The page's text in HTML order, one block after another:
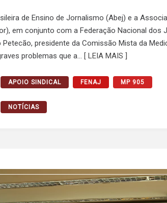
de Ensino de Jornalismo (Abej) e a
em conjunto com a Federação Nacional dos
presidente da Comissão Mista da
problemas que a…
[ LEIA MAIS ]
APOIO SINDICAL FENAJ MP 905
NOTÍCIAS